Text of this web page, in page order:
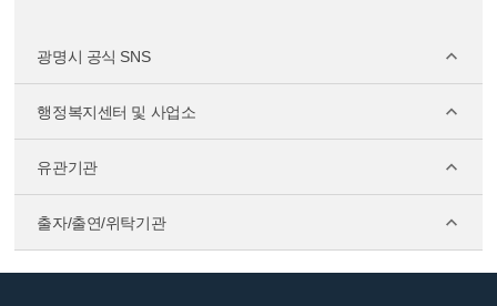
광명시 공식 SNS
행정복지센터 및 사업소
유관기관
출자/출연/위탁기관